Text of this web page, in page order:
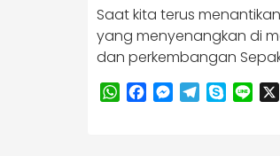
Saat kita terus
yang menyenangkan di
dan perkembangan
WhatsApp
Facebook
Messenger
Telegram
SkypeLine